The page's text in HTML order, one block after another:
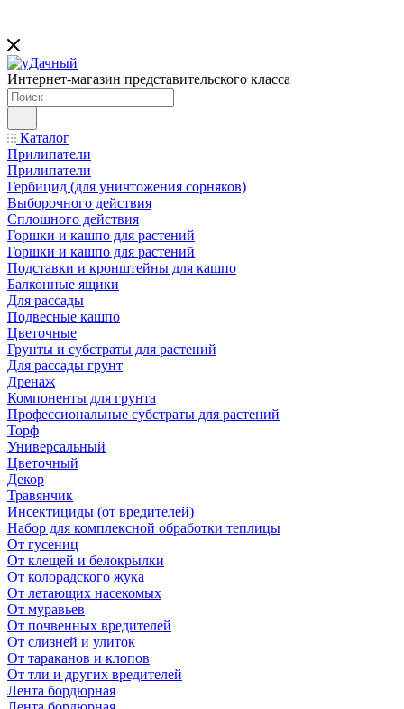
Интернет-магазин представительского класса
Каталог
Прилипатели
Прилипатели
Гербицид (для уничтожения сорняков)
Выборочного действия
Сплошного действия
Горшки и кашпо для растений
Горшки и кашпо для растений
Подставки и кронштейны для кашпо
Балконные ящики
Для рассады
Подвесные кашпо
Цветочные
Грунты и субстраты для растений
Для рассады грунт
Дренаж
Компоненты для грунта
Профессиональные субстраты для растений
Торф
Универсальный
Цветочный
Декор
Травянчик
Инсектициды (от вредителей)
Набор для комплексной обработки теплицы
От гусениц
От клещей и белокрылки
От колорадского жука
От летающих насекомых
От муравьев
От почвенных вредителей
От слизней и улиток
От тараканов и клопов
От тли и других вредителей
Лента бордюрная